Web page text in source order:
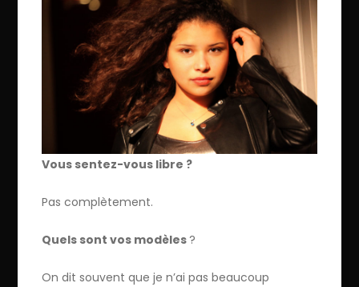
Vous sentez-vous libre ?
Pas complètement.
Quels sont vos modèles?
On dit souvent que je n’ai pas beaucoup